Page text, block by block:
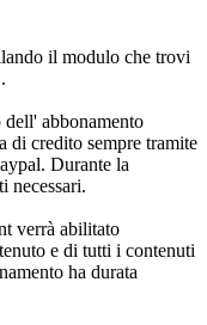
il modulo che trovi
dell' abbonamento
di credito sempre tramite
Durante la
necessari.
verrà abilitato
e di tutti i contenuti
ha durata